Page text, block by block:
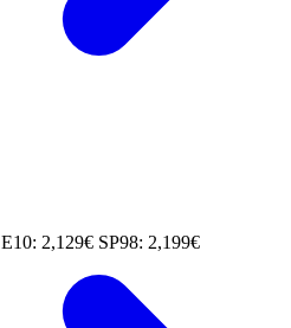
E10: 2,129€ SP98: 2,199€